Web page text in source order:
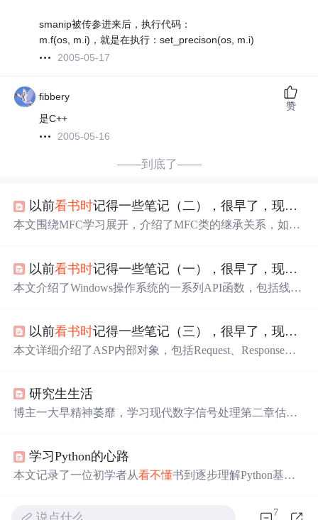
smanip被传参进来后，执行代码：
m.f(os, m.i)，就是在执行：set_precison(os, m.i)
2005-05-17
fibbery
是C++
2005-05-16
赞
——到底了——
以前看书时记得一些笔记（二），很早了，现在再看都有些
本文围绕MFC学习展开，介绍了MFC类的继承关系，如C
还说明了CWinApp和CFrameWnd取代SDK中WinMain和Wn
dProc的情况，以及Document/View机制。
以前看书时记得一些笔记（一），很早了，现在再看都有些
本文介绍了Windows操作系统的一系列API函数，包括线程
操作（如CreateDirectory、RemoveDirectory）等，还涉及获
取文件大小、属性、时间戳等功能。
以前看书时记得一些笔记（三），很早了，现在再看都有些
本文详细介绍了ASP内部对象，包括Request、Response、S
and对象的操作，以及ASP中的
和Request.Form语法解释。
研究生生活
博主一大早精神萎靡，学习现代数字信号处理第二章估计
息，仍得继续看书。
学习Python的心路
本文记录了一位初学者从看不懂书到逐步理解Python基础
说点什么… 7